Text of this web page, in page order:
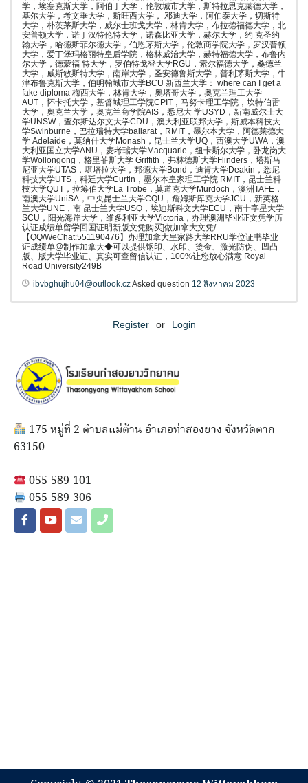
学，埃塞克斯大学，阿伯丁大学，伦敦城市大学，斯特拉思克莱德大学，
基尔大学，考文垂大学，斯旺西大学， 邓迪大学，阿伯泰大学，切斯特
大学，朴茨茅斯大学，威尔士班戈大学，林肯大学，布拉德福德大学，北
安普顿大学，诺丁汉特伦特大学，诺森比亚大学，赫尔大学，约 克圣约
翰大学，哈德斯菲尔德大学，伯恩茅斯大学，伦敦商学院大学，罗汉普顿
大学，爱丁堡玛格丽特皇后学院，格林威治大学，赫特福德大学，布鲁内
尔大学，德蒙福 特大学，罗伯特戈登大学RGU，索尔福德大学，桑德兰
大学，威斯敏斯特大学，南岸大学，圣安德鲁斯大学，普利茅斯大学，牛
津布鲁克斯大学，伯明翰城市大学BCU 新西兰大学： where can I get a
fake diploma 梅西大学，林肯大学，奥塔哥大学，奥克兰理工大学
AUT，怀卡托大学，基督城理工学院CPIT，马努卡理工学院，坎特伯雷
大学，奥克兰大学，奥克兰商学院AIS，悉尼大 学USYD，新南威尔士大
学UNSW，查尔斯达尔文大学CDU，澳大利亚联邦大学，斯威本科技大
学Swinburne，巴拉瑞特大学ballarat，RMIT，墨尔本大学，阿德莱德大
学 Adelaide，莫纳什大学Monash，昆士兰大学UQ，西澳大学UWA，澳
大利亚国立大学ANU，麦考瑞大学Macquarie，纽卡斯尔大学，卧龙岗大
学Wollongong，格里菲斯大学 Griffith，弗林德斯大学Flinders，塔斯马
尼亚大学UTAS，堪培拉大学，邦德大学Bond，迪肯大学Deakin，悉尼
科技大学UTS，科廷大学Curtin，墨尔本皇家理工学院 RMIT，昆士兰科
技大学QUT，拉筹伯大学La Trobe，莫道克大学Murdoch，澳洲TAFE，
南澳大学UniSA，中央昆士兰大学CQU，詹姆斯库克大学JCU，新英格
兰大学UNE，南 昆士兰大学USQ，埃迪斯科文大学ECU，南十字星大学
SCU，阳光海岸大学，维多利亚大学Victoria，办理澳洲毕业证文凭学历
认证成绩单留学回国证明新版文凭购买]做加拿大文凭/
【QQ/WeChat:551190476】办理加拿大皇家路大学RRU学位证书毕业
证成绩单@制作加拿大◆可以提供钢印、水印、烫金、激光防伪、凹凸
版、版大学毕业证、真实可查留信认证，100%让您放心满意 Royal
Road University249B
ibvbghujhu04@outlook.czAsked question 12 สิงหาคม 2023
Register or Login
175 หมู่ที่ 2 ตำบลแม่ต้าน อำเภอท่าสองยาง จังหวัดตาก
63150
055-589-101
055-589-306